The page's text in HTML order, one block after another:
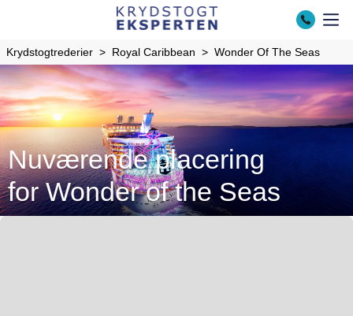
Krydstogtrederier Royal Caribbean Wonder Of The Seas
Nuværende placering
for Wonder of the Seas